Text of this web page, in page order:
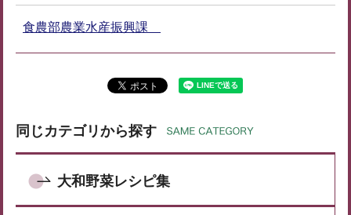
食農部農業水産振興課
同じカテゴリから探す
大和野菜レシピ集